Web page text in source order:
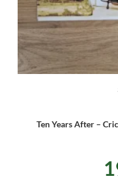
Ten Years After –